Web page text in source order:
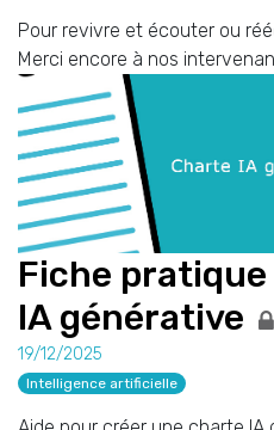
Pour revivre et écouter ou
Merci encore à nos
Fiche
IA générative
19/12/2025
Intelligence artificielle